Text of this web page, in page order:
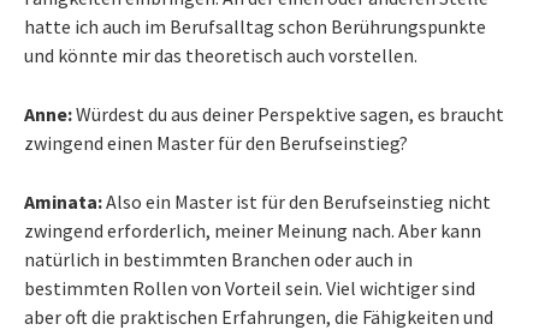
hatte ich auch im Berufsalltag schon Berührungspunkte
und könnte mir das theoretisch auch vorstellen.
Anne:Würdest du aus deiner Perspektive sagen, es braucht
zwingend einen Master für den Berufseinstieg?
Aminata:Also ein Master ist für den Berufseinstieg nicht
zwingend erforderlich, meiner Meinung nach. Aber kann
natürlich in bestimmten Branchen oder auch in
bestimmten Rollen von Vorteil sein. Viel wichtiger sind
aber oft die praktischen Erfahrungen, die Fähigkeiten und